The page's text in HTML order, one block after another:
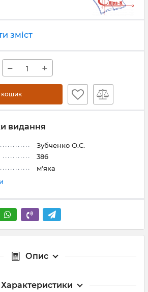
зміст
− +
кошик
видання
Зубченко О.С.
386
м'яка
Опис
Характеристики